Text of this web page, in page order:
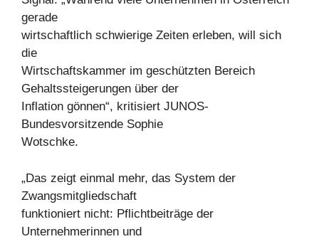
gerade
wirtschaftlich schwierige Zeiten erleben, will sich
die
Wirtschaftskammer im geschützten Bereich
Gehaltssteigerungen über der
Inflation gönnen“, kritisiert JUNOS-
Bundesvorsitzende Sophie
Wotschke.
„Das zeigt einmal mehr, das System der
Zwangsmitgliedschaft
funktioniert nicht: Pflichtbeiträge der
Unternehmerinnen und